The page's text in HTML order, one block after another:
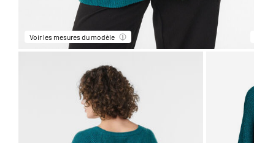
Voir les mesures du modèle